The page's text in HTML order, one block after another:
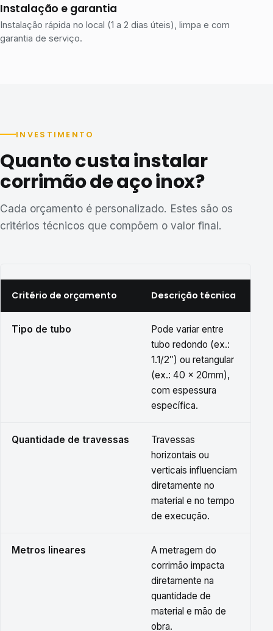
Instalação e garantia
Instalação rápida no local (1 a 2 dias úteis), limpa e com
garantia de serviço.
INVESTIMENTO
Quanto custa instalar
corrimão de aço inox?
Cada orçamento é personalizado. Estes são os
critérios técnicos que compõem o valor final.
Critério de orçamento Descrição técnica
Tipo de tubo
Pode variar entre
tubo redondo (ex.:
1.1/2″) ou retangular
(ex.: 40 × 20mm),
com espessura
específica.
Quantidade de travessas
Travessas
horizontais ou
verticais influenciam
diretamente no
material e no tempo
de execução.
Metros lineares
A metragem do
corrimão impacta
diretamente na
quantidade de
material e mão de
obra.